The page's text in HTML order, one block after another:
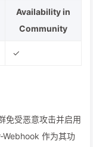
Availability in
Community
✓
免受恶意攻击并启用
Webhook 作为其功